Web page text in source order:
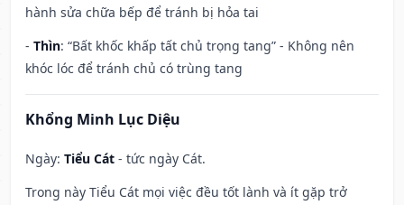
hành sửa chữa bếp để tránh bị hỏa tai
- Thìn: “Bất khốc khấp tất chủ trọng tang” - Không nên
khóc lóc để tránh chủ có trùng tang
Khổng Minh Lục Diệu
Ngày: Tiểu Cát - tức ngày Cát.
Trong này Tiểu Cát mọi việc đều tốt lành và ít gặp trở